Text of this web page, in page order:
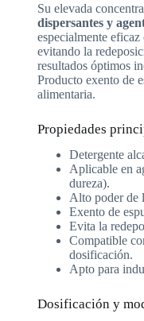
Su elevada
dispersantes y
especialmente eficaz
evitando la
resultados óptimos
Producto exento de
alimentaria.
Propiedades
Detergente
Aplicable en
dureza).
Alto poder de
Exento de
Evita la
Compatible
dosificación.
Apto para
Dosificación y